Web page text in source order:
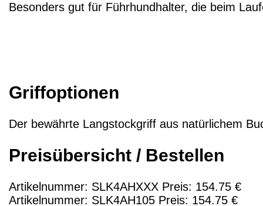
Besonders gut für Führhundhalter, die beim
Griffoptionen
Der bewährte Langstockgriff aus natürlichem
Preisübersicht / Bestellen
Artikelnummer: SLK4AHXXX Preis: 154.75 €
Artikelnummer: SLK4AH105 Preis: 154.75 €